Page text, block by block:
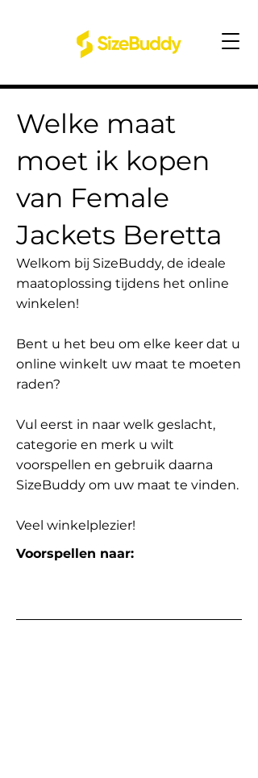
Welke maat
moet ik kopen
van Female
Jackets Beretta
Welkom bij SizeBuddy, de ideale
maatoplossing tijdens het online
winkelen!
Bent u het beu om elke keer dat u
online winkelt uw maat te moeten
raden?
Vul eerst in naar welk geslacht,
categorie en merk u wilt
voorspellen en gebruik daarna
SizeBuddy om uw maat te vinden.
Veel winkelplezier!
Voorspellen naar: